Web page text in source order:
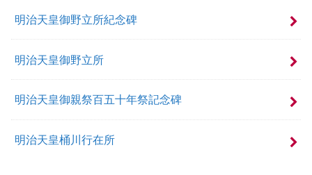
明治天皇御野立所紀念碑
明治天皇御野立所
明治天皇御親祭百五十年祭記念碑
明治天皇桶川行在所